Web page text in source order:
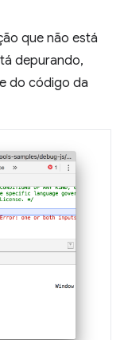
que não está
depurando,
do código da